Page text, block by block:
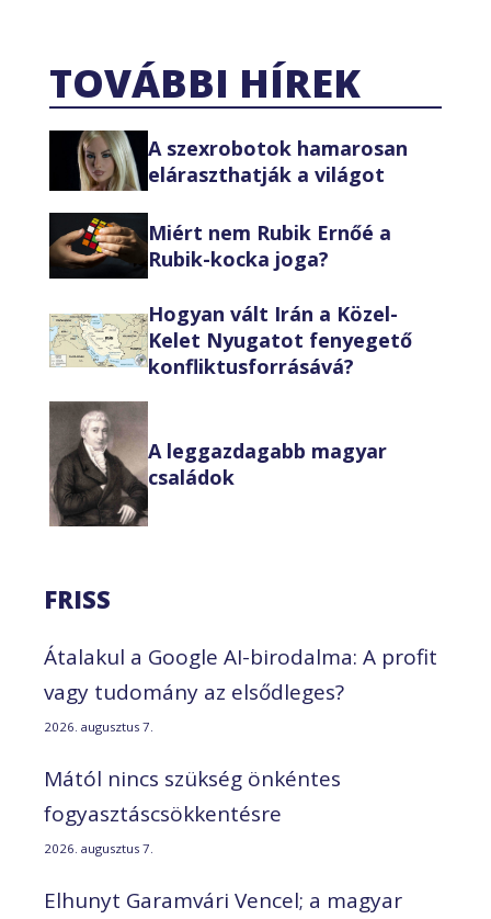
TOVÁBBI HÍREK
A szexrobotok hamarosan
eláraszthatják a világot
Miért nem Rubik Ernőé a
Rubik-kocka joga?
Hogyan vált Irán a Közel-
Kelet Nyugatot fenyegető
konfliktusforrásává?
A leggazdagabb magyar
családok
FRISS
Átalakul a Google AI-birodalma: A profit
vagy tudomány az elsődleges?
2026. augusztus 7.
Mától nincs szükség önkéntes
fogyasztáscsökkentésre
2026. augusztus 7.
Elhunyt Garamvári Vencel; a magyar